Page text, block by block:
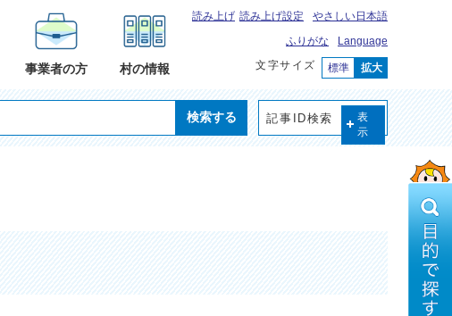
事業者の方 村の情報
読み上げ 読み上げ設定
やさしい日本語
ふりがな
Language
文字サイズ
標準 拡大
検索する 記事ID検索
表
示